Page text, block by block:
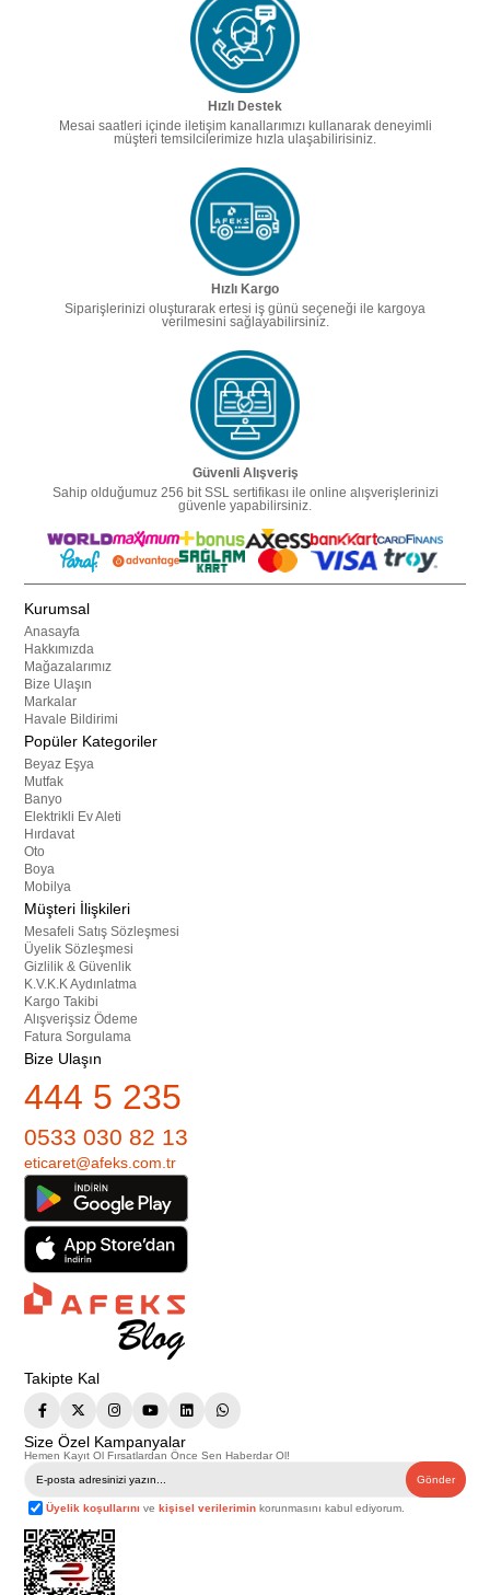
Hızlı Destek
Mesai saatleri içinde iletişim kanallarımızı kullanarak deneyimli
müşteri temsilcilerimize hızla ulaşabilirisiniz.
Hızlı Kargo
Siparişlerinizi oluşturarak ertesi iş günü seçeneği ile kargoya
verilmesini sağlayabilirsiniz.
Güvenli Alışveriş
Sahip olduğumuz 256 bit SSL sertifikası ile online alışverişlerinizi
güvenle yapabilirsiniz.
Kurumsal
Anasayfa
Hakkımızda
Mağazalarımız
Bize Ulaşın
Markalar
Havale Bildirimi
Popüler Kategoriler
Beyaz Eşya
Mutfak
Banyo
Elektrikli Ev Aleti
Hırdavat
Oto
Boya
Mobilya
Müşteri İlişkileri
Mesafeli Satış Sözleşmesi
Üyelik Sözleşmesi
Gizlilik & Güvenlik
K.V.K.K Aydınlatma
Kargo Takibi
Alışverişsiz Ödeme
Fatura Sorgulama
Bize Ulaşın
444 5 235
0533 030 82 13
eticaret@afeks.com.tr
Takipte Kal
Size Özel Kampanyalar
Hemen Kayıt Ol Fırsatlardan Önce Sen Haberdar Ol!
Gönder
Üyelik koşullarını vekişisel verilerimin korunmasını kabul ediyorum.